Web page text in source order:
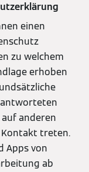
einen
zu welchem
erhoben
anderen
treten.
Apps von
ab